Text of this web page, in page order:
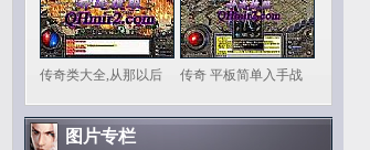
传奇类大全,从那以后 传奇 平板简单入手战
图片专栏